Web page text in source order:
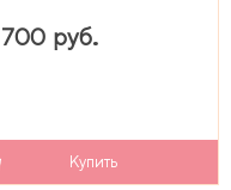
руб.
Купить